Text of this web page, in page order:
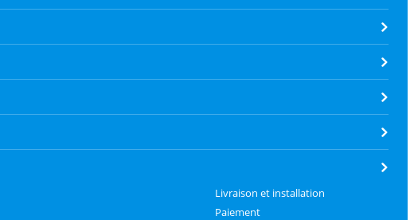
Livraison et installation
Paiement